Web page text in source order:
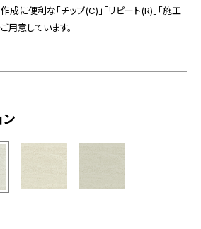
ポリシーサイトマップ関連団体リンク集
に便利な「チップ(C)」「リピート(R)」「施工
用意しています。
ン